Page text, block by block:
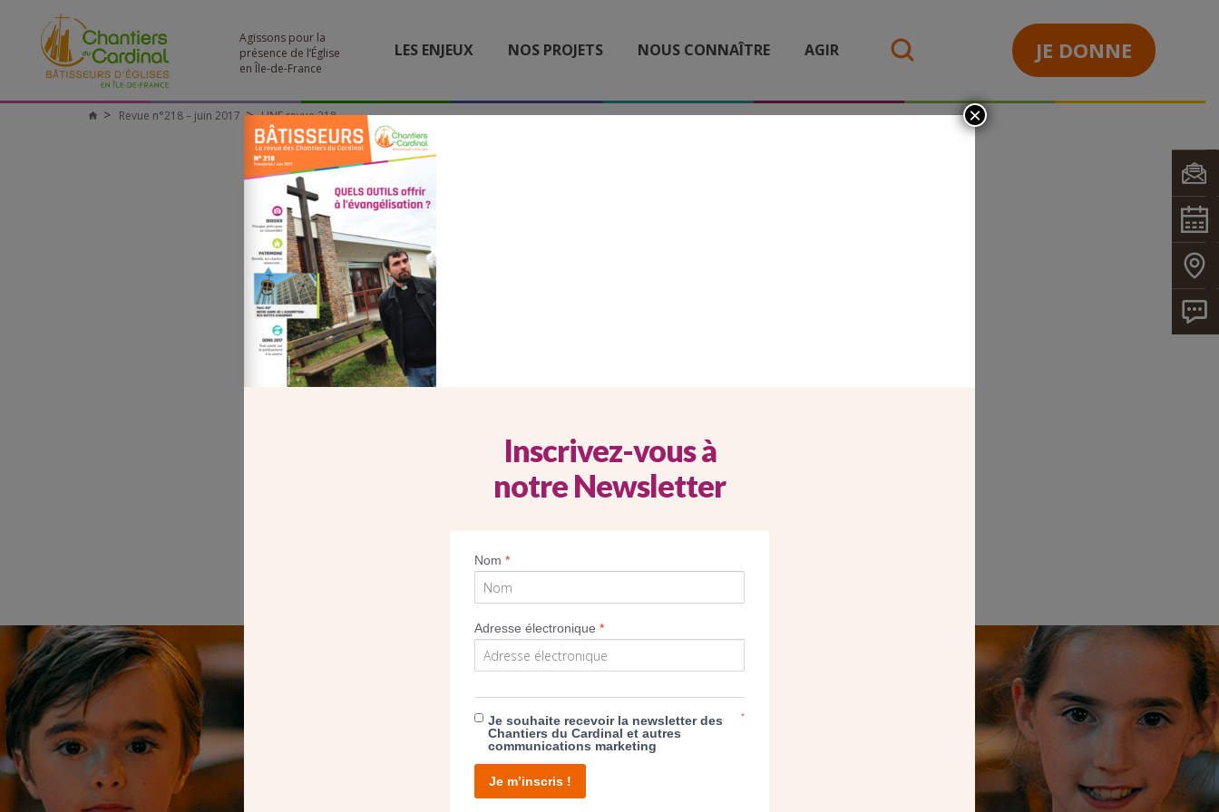
Agissons pour la
présence de l’Église
en Île-de-France
LES ENJEUX NOS PROJETS NOUS CONNAÎTRE AGIR JE DONNE
Chantiers
Revue n°218 – juin 2017 UNE revue 218
SEUL VOTRE DON
NOUS PERMET D’AGIR
Inscrivez-vous à
notre Newsletter
Nom*
Adresse électronique*
Je souhaite recevoir la newsletter des
Chantiers du Cardinal et autres
communications marketing
*
Je m’inscris !
×